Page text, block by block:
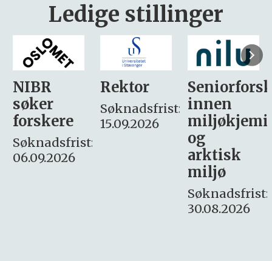
Ledige stillinger
Rektor
Søknadsfrist:
15.09.2026
Seniorforsker
innen
miljøkjemi
søker
– fast
Søknadsfrist:
16. august.